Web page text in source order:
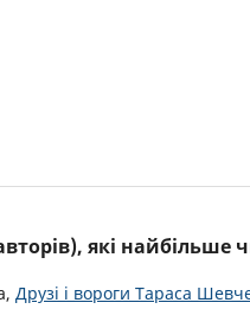
які найбільше
Друзі і вороги Тараса